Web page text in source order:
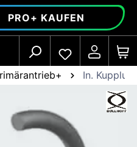
PRO+ KAUFEN
In.